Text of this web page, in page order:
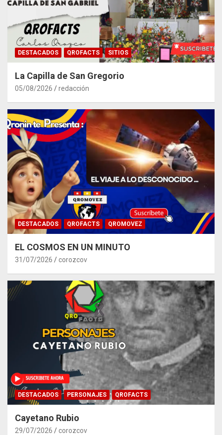
DESTACADOS QROFACTS SITIOS
La Capilla de San Gregorio
05/08/2026 redacción
DESTACADOS QROFACTS QROMOVEZ
EL COSMOS EN UN MINUTO
31/07/2026 corozcov
DESTACADOS PERSONAJES QROFACTS
Cayetano Rubio
29/07/2026 corozcov